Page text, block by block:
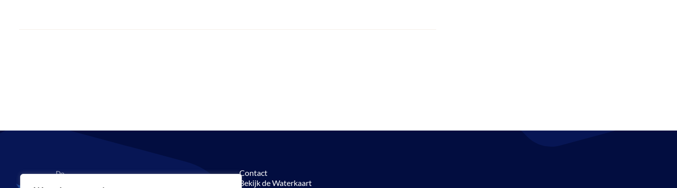
Contact
Bekijk de Waterkaart